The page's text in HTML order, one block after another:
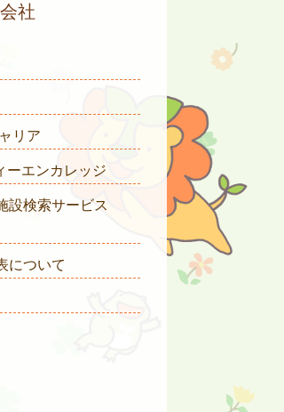
社
リア
ーエンカレッジ
設検索サービス
について